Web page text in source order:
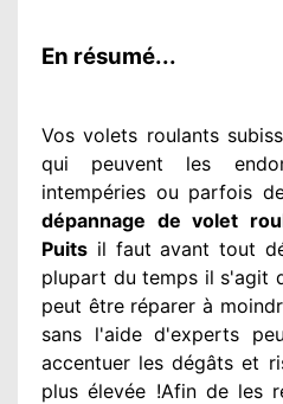
En résumé...
Vos volets roulants
qui peuvent les
intempéries ou parfois
dépannage de volet
Puits il faut avant tout
plupart du temps il s'agit
peut être réparer à
sans l'aide d'experts
accentuer les dégâts et
plus élevée !Afin de les